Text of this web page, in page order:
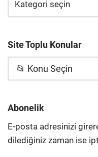
Site Toplu Konular
📂 Konu Seçin
Abonelik
E-posta adresinizi
dilediğiniz zaman ise